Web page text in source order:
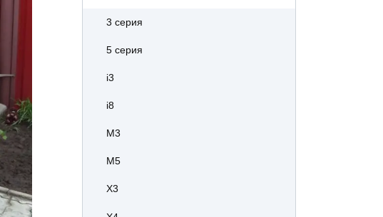
3 серия
5 серия
i3
i8
M3
M5
X3